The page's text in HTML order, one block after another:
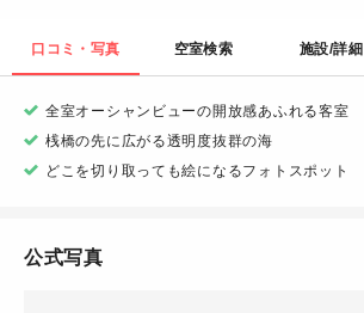
口コミ・写真 空室検索 施設/詳細
全室オーシャンビューの開放感あふれる客室
桟橋の先に広がる透明度抜群の海
どこを切り取っても絵になるフォトスポット
公式写真